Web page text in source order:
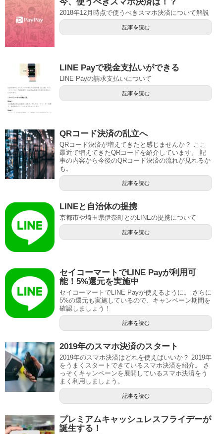
2018年12月時点で使うべきスマホ決済について解説
記事を読む
LINE Payで税金支払いができる
LINE Payの請求支払いについて
記事を読む
QRコード決済の乱立へ
QRコード決済が増えてきたと感じませんか？ ここ
最近で増えてきたQRコードを紹介しています。 記
事の内容から今後のQRコード決済の流れが見れるか
も。
記事を読む
LINEと自治体の提携
京都市や埼玉県伊奈町とのLINEの提携について
記事を読む
セイコーマートでLINE Payが利用可
能！5%還元を実施中
セイコーマートでLINE Payが使えるように。 さらに
5%の還元も実施しているので、キャンペーン期間を
確認しましょう！
記事を読む
2019年のスマホ決済のスタート
2019年のスマホ決済はどれを使えばいいか？ 2019年
をうまくスタートできているスマホ決済を紹介。 さ
っそくキャンペーンを展開しているスマホ決済をう
まく利用しましょう。
記事を読む
プレミアムキャッシュレスフライデーが
誕生する！